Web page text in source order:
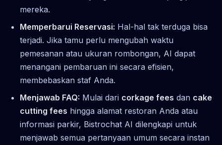
mereka.
Memperbarui Reservasi: Hal-hal tak terduga bisa
terjadi. Jika tamu perlu mengubah waktu
pemesanan atau ukuran rombongan, AI dapat
menangani pembaruan ini secara efisien,
membebaskan staf Anda.
Menjawab FAQ: Mulai dari corkage fees dan cake
cutting fees hingga alamat restoran Anda atau
informasi parkir, Bistrochat AI dilengkapi untuk
menjawab semua pertanyaan umum secara instan